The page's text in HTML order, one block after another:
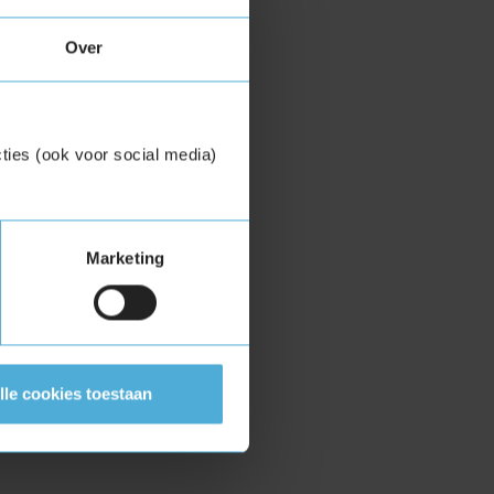
Over
(ook voor social media)
Marketing
cookies toestaan